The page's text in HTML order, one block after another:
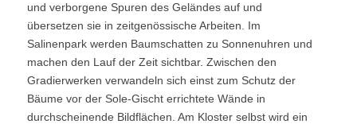
und verborgene Spuren des Geländes auf und
übersetzen sie in zeitgenössische Arbeiten. Im
Salinenpark werden Baumschatten zu Sonnenuhren und
machen den Lauf der Zeit sichtbar. Zwischen den
Gradierwerken verwandeln sich einst zum Schutz der
Bäume vor der Sole-Gischt errichtete Wände in
durchscheinende Bildflächen. Am Kloster selbst wird ein